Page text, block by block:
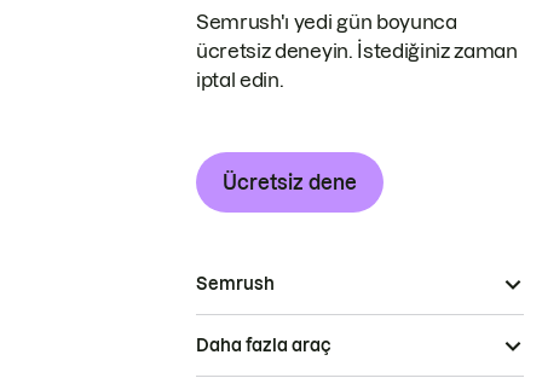
Semrush'ı yedi gün boyunca
ücretsiz deneyin. İstediğiniz zaman
iptal edin.
Ücretsiz dene
Semrush
Daha fazla araç